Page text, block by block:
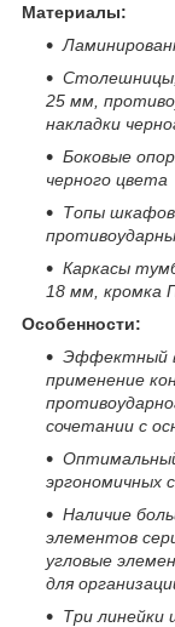
Материалы:
25 мм,
накладки
Боковые
черного цвета
Топы
Каркасы
18 мм, кромка
Особенности:
Эффектный
применение
сочетании с
эргономичных
Наличие
элементов
угловые
для
Три линейки